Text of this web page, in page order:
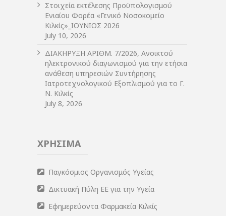
Στοιχεία εκτέλεσης Προϋπολογισμού
Ενιαίου Φορέα «Γενικό Νοσοκομείο
Κιλκίς»_ΙΟΥΝΙΟΣ 2026
July 10, 2026
ΔIΑΚΗΡΥΞΗ ΑΡIΘΜ. 7/2026, Ανοικτού
ηλεκτρονικού διαγωνισμού για την ετήσια
ανάθεση υπηρεσιών Συντήρησης
Ιατροτεχνολογικού Εξοπλισμού για το Γ.
Ν. Κιλκίς
July 8, 2026
ΧΡΗΣΙΜΑ
Παγκόσμιος Οργανισμός Υγείας
Δικτυακή Πύλη ΕΕ για την Υγεία
Εφημερεύοντα Φαρμακεία Κιλκίς